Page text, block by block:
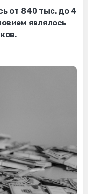
от 840 тыс. до 4
являлось